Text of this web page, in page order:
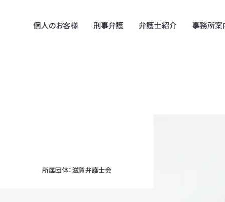
個人のお客様 刑事弁護 弁護士紹介 事務所案
所属団体： 滋賀弁護士会